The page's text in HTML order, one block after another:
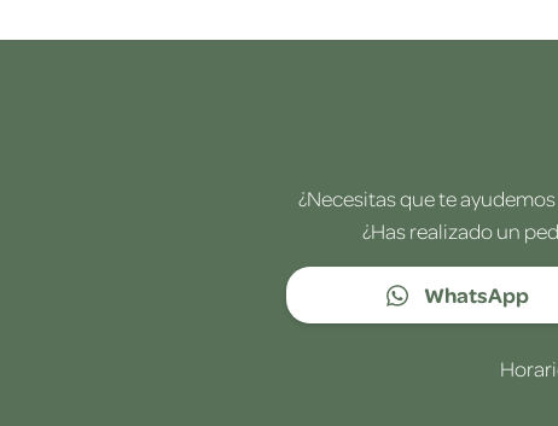
¿Necesitas que te
¿Has realizado un
WhatsApp